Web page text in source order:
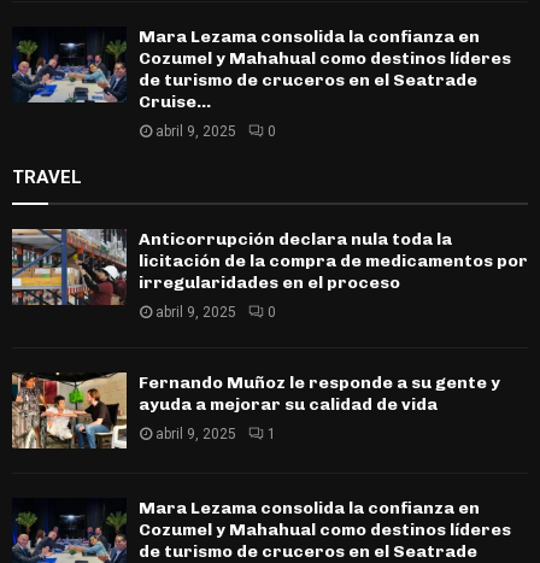
Mara Lezama consolida la confianza en
Cozumel y Mahahual como destinos líderes
de turismo de cruceros en el Seatrade
Cruise...
abril 9, 2025 0
TRAVEL
Anticorrupción declara nula toda la
licitación de la compra de medicamentos por
irregularidades en el proceso
abril 9, 2025 0
Fernando Muñoz le responde a su gente y
ayuda a mejorar su calidad de vida
abril 9, 2025 1
Mara Lezama consolida la confianza en
Cozumel y Mahahual como destinos líderes
de turismo de cruceros en el Seatrade